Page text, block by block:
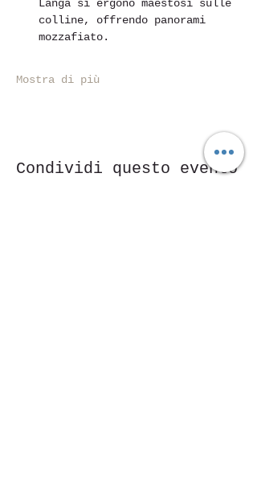
Langa si ergono maestosi sulle
colline, offrendo panorami
mozzafiato.
Mostra di più
Condividi questo evento